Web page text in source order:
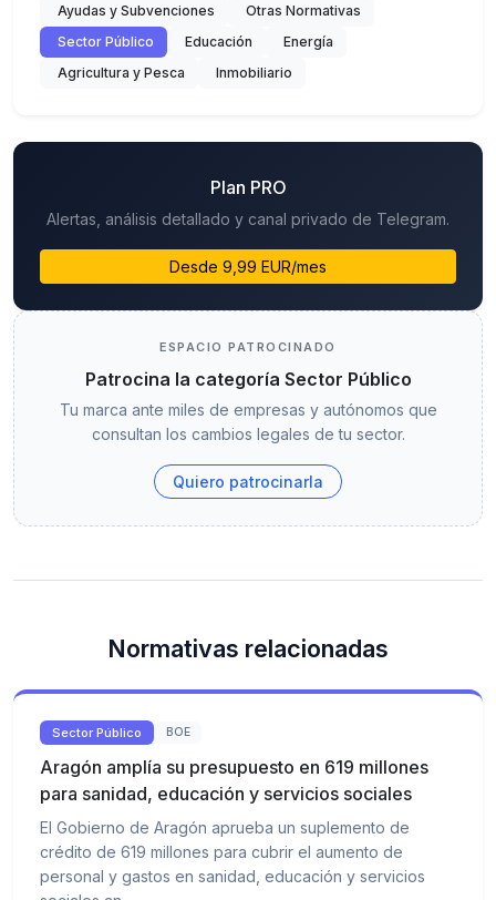
Ayudas y Subvenciones
Otras Normativas
Sector Público
Educación
Energía
Agricultura y Pesca
Inmobiliario
Plan PRO
Alertas, análisis detallado y canal privado de Telegram.
Desde 9,99 EUR/mes
ESPACIO PATROCINADO
Patrocina la categoría Sector Público
Tu marca ante miles de empresas y autónomos que
consultan los cambios legales de tu sector.
Quiero patrocinarla
Normativas relacionadas
Sector Público BOE
Aragón amplía su presupuesto en 619 millones
para sanidad, educación y servicios sociales
El Gobierno de Aragón aprueba un suplemento de
crédito de 619 millones para cubrir el aumento de
personal y gastos en sanidad, educación y servicios